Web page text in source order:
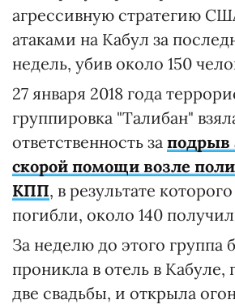
агрессивную стратегию
атаками на Кабул за
недель, убив около 150
27 января 2018 года
группировка "Талибан"
ответственность за подрыв
скорой помощи возле
КПП, в результате
погибли, около 140
За неделю до этого группа
проникла в отель в Кабуле,
две свадьбы, и открыла